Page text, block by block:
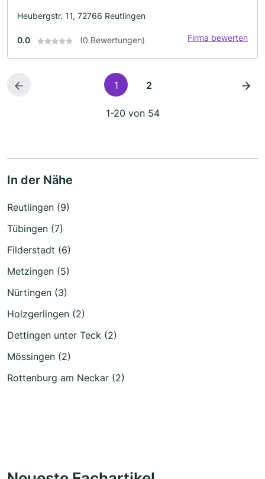
Heubergstr. 11, 72766 Reutlingen
0.0 (0 Bewertungen) Firma bewerten
1 2
1-20 von 54
In der Nähe
Reutlingen (9)
Tübingen (7)
Filderstadt (6)
Metzingen (5)
Nürtingen (3)
Holzgerlingen (2)
Dettingen unter Teck (2)
Mössingen (2)
Rottenburg am Neckar (2)